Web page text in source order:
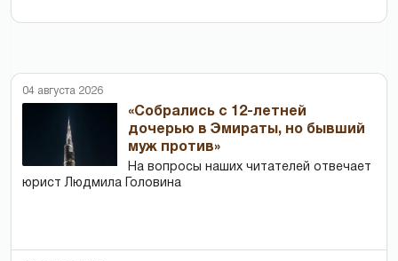
04 августа 2026
«Собрались с 12-летней
дочерью в Эмираты, но бывший
муж против»
На вопросы наших читателей отвечает
юрист Людмила Головина